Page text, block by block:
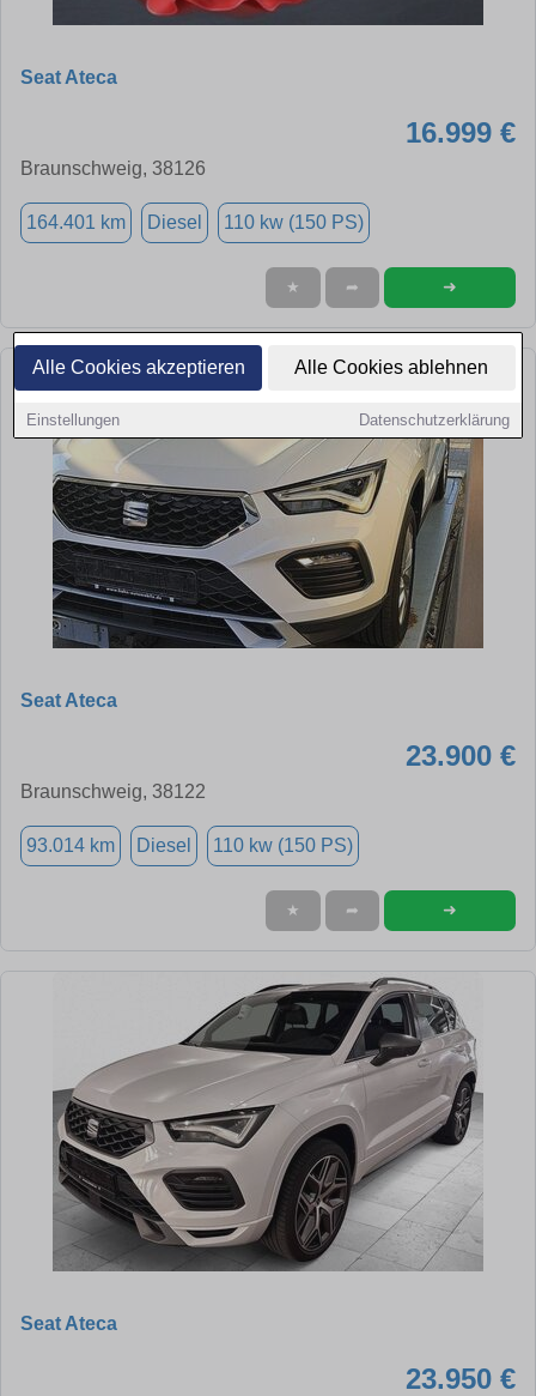
Alle Cookies akzeptieren Alle Cookies ablehnen
Einstellungen Datenschutzerklärung
Seat Ateca
16.999 €
Braunschweig, 38126
164.401 km Diesel 110 kw (150 PS)
★ ➦ ➜
Seat Ateca
23.900 €
Braunschweig, 38122
93.014 km Diesel 110 kw (150 PS)
★ ➦ ➜
Seat Ateca
23.950 €